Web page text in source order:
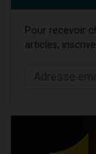
Pour recevoir
articles,